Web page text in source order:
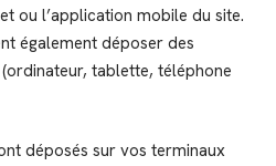
ou l’application mobile du site.
également déposer des
tablette, téléphone
déposés sur vos terminaux